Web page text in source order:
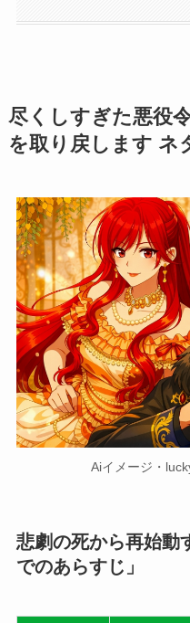
尽くしすぎた悪役
を取り戻します ネ
Aiイメージ・
悲劇の死から再始動
でのあらすじ」